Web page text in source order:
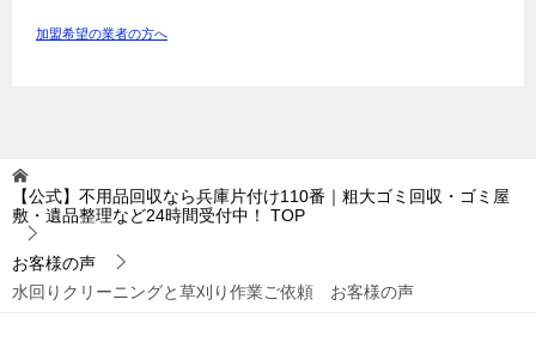
加盟希望の業者の方へ
【公式】不用品回収なら兵庫片付け110番｜粗大ゴミ回収・ゴミ屋
敷・遺品整理など24時間受付中！
TOP
お客様の声
水回りクリーニングと草刈り作業ご依頼 お客様の声